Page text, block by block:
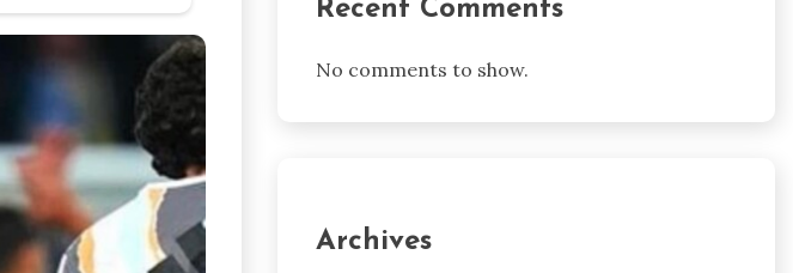
Recent Comments
No comments to show.
Archives